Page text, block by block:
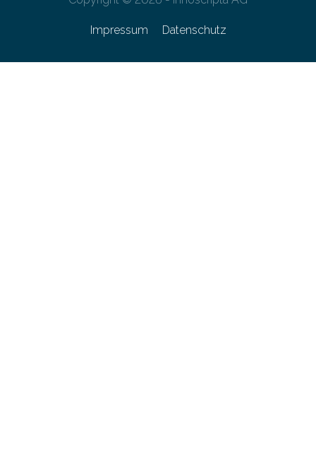
Impressum Datenschutz